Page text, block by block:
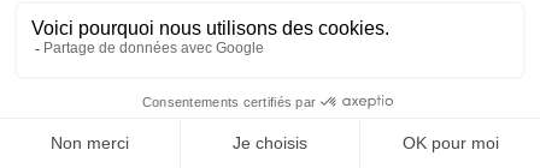
l’environnement cloud 3DEXPERIENCE.
Maxime Sokol